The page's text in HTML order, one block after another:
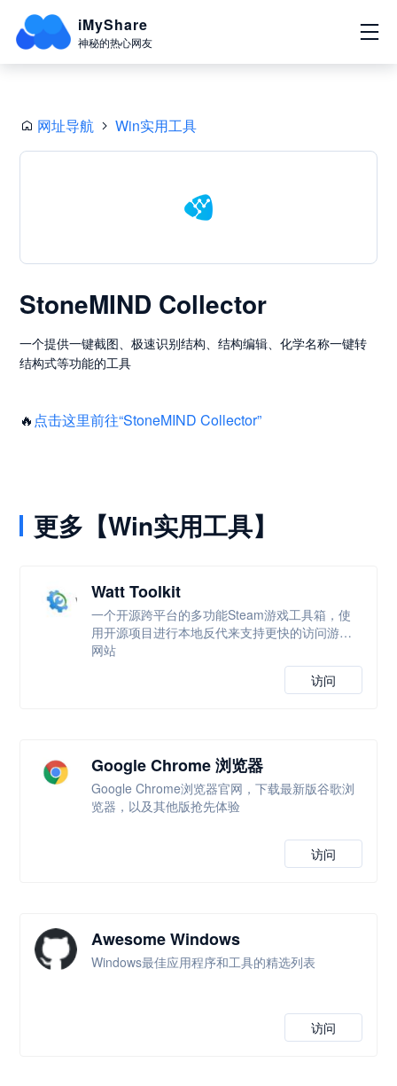
iMyShare
神秘的热心网友
网址导航 Win实用工具
StoneMIND Collector
一个提供一键截图、极速识别结构、结构编辑、化学名称一键转
结构式等功能的工具
🔥 点击这里前往“StoneMIND Collector”
更多【Win实用工具】
Watt Toolkit
一个开源跨平台的多功能Steam游戏工具箱，使
用开源项目进行本地反代来支持更快的访问游戏
网站
访问
Google Chrome 浏览器
Google Chrome浏览器官网，下载最新版谷歌浏
览器，以及其他版抢先体验
访问
Awesome Windows
Windows最佳应用程序和工具的精选列表
访问